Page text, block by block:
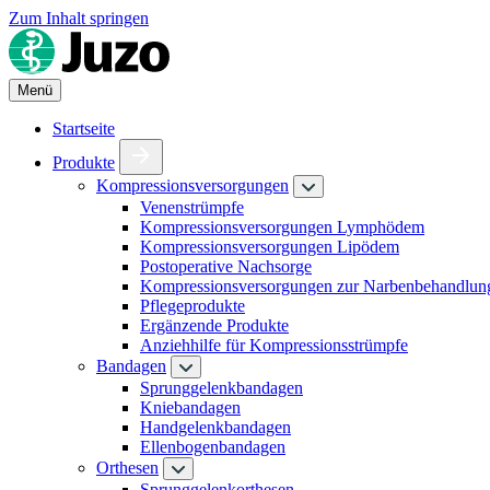
Zum Inhalt springen
Menü
Startseite
Produkte
Kompressionsversorgungen
Venenstrümpfe
Kompressionsversorgungen Lymphödem
Kompressionsversorgungen Lipödem
Postoperative Nachsorge
Kompressionsversorgungen zur
Pflegeprodukte
Ergänzende Produkte
Anziehhilfe für Kompressionsstrümpfe
Bandagen
Sprunggelenkbandagen
Kniebandagen
Handgelenkbandagen
Ellenbogenbandagen
Orthesen